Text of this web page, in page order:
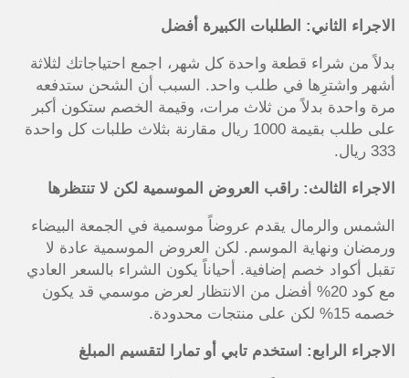
الاجراء الثاني: الطلبات الكبيرة أفضل
بدلاً من شراء قطعة واحدة كل شهر، اجمع احتياجاتك لثلاثة
أشهر واشترِها في طلب واحد. السبب أن الشحن ستدفعه
مرة واحدة بدلاً من ثلاث مرات، وقيمة الخصم ستكون أكبر
على طلب بقيمة 1000 ريال مقارنة بثلاث طلبات كل واحدة
333 ريال.
الاجراء الثالث: راقب العروض الموسمية لكن لا تنتظرها
الشمس والرمال يقدم عروضاً موسمية في الجمعة البيضاء
ورمضان ونهاية الموسم. لكن العروض الموسمية عادة لا
تقبل أكواد خصم إضافية. أحياناً يكون الشراء بالسعر العادي
مع كود 20% أفضل من الانتظار لعرض موسمي قد يكون
خصمه 15% لكن على منتجات محدودة.
الاجراء الرابع: استخدم تابي أو تمارا لتقسيم المبلغ